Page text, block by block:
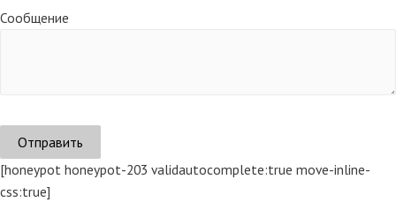
Сообщение
[honeypot honeypot-203 validautocomplete:true move-inline-
css:true]